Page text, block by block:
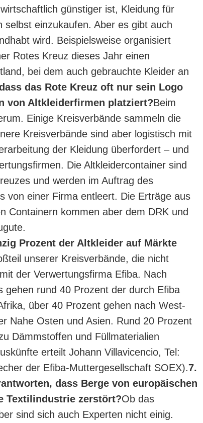
günstiger ist, Kleidung für
selbst einzukaufen. Aber es gibt auch
wird. Beispielsweise organisiert
Rotes Kreuz dieses Jahr einen
bei dem auch gebrauchte Kleider an
das Rote Kreuz oft nur sein Logo
von Altkleiderfirmen platziert?Beim
Einige Kreisverbände sammeln die
Kreisverbände sind aber logistisch mit
der Kleidung überfordert – und
Die Altkleidercontainer sind
und werden im Auftrag des
von einer Firma entleert. Die Erträge aus
Containern kommen aber dem DRK und
Prozent der Altkleider auf Märkte
unserer Kreisverbände, die nicht
der Verwertungsfirma Efiba. Nach
gehen rund 40 Prozent der durch Efiba
über 40 Prozent gehen nach West-
Nahe Osten und Asien. Rund 20 Prozent
Dämmstoffen und Füllmaterialien
erteilt Johann Villavicencio, Tel:
der Efiba-Muttergesellschaft SOEX).7.
dass Berge von europäischen
Textilindustrie zerstört?Ob das
sind sich auch Experten nicht einig.